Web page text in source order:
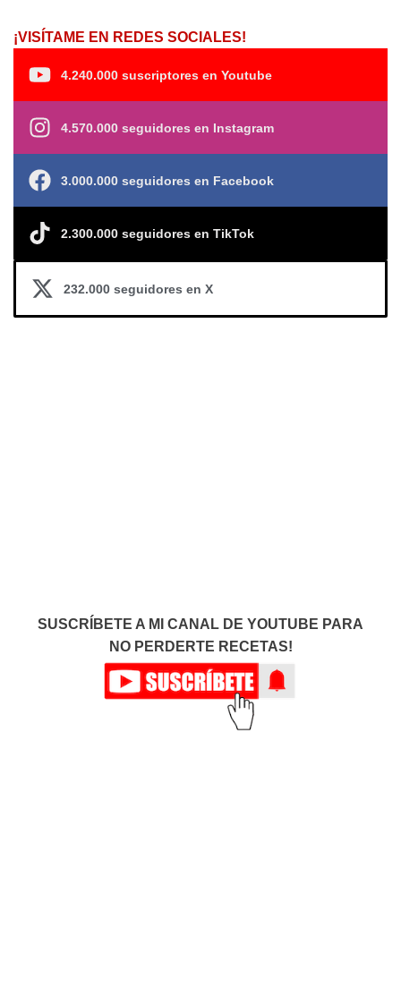
¡VISÍTAME EN REDES SOCIALES!
4.240.000 suscriptores en Youtube
4.570.000 seguidores en Instagram
3.000.000 seguidores en Facebook
2.300.000 seguidores en TikTok
232.000 seguidores en X
SUSCRÍBETE A MI CANAL DE YOUTUBE PARA
NO PERDERTE RECETAS!